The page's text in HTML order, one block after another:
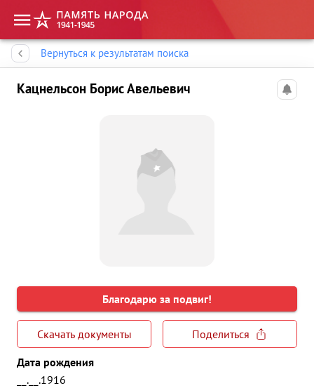
Вернуться к результатам поиска
Кацнельсон Борис Авельевич
Благодарю за подвиг!
Скачать документы
Поделиться
Дата рождения
__.__.1916
Память народа